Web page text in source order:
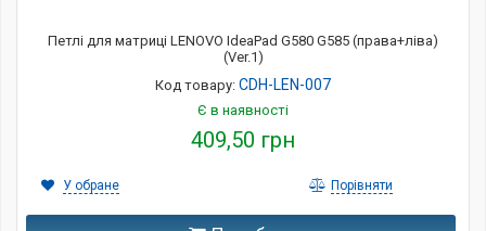
Петлі для матриці LENOVO IdeaPad G580 G585 (права+ліва)
(Ver.1)
Код товару: CDH-LEN-007
Є в наявності
409,50 грн
У обране Порівняти